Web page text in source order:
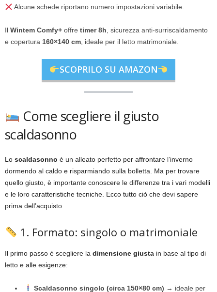
Alcune schede riportano numero impostazioni variabile.
Il Wintem Comfy+ offre timer 8h, sicurezza anti-surriscaldamento
e copertura 160×140 cm, ideale per il letto matrimoniale.
SCOPRILO SU AMAZON
Come scegliere il giusto
scaldasonno
Lo scaldasonno è un alleato perfetto per affrontare l’inverno
dormendo al caldo e risparmiando sulla bolletta. Ma per trovare
quello giusto, è importante conoscere le differenze tra i vari modelli
e le loro caratteristiche tecniche. Ecco tutto ciò che devi sapere
prima dell’acquisto.
1. Formato: singolo o matrimoniale
Il primo passo è scegliere la dimensione giusta in base al tipo di
letto e alle esigenze:
Scaldasonno singolo (circa 150×80 cm) → ideale per